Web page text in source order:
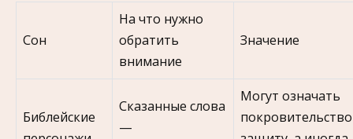
Сон
На что нужно
обратить
внимание
Значение
Библейские
Сказанные слова
—
Могут означать